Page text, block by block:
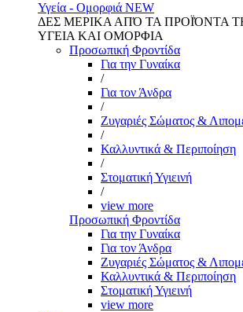
Υγεία - Ομορφιά NEW
ΔΕΣ ΜΕΡΙΚΑ ΑΠΌ ΤΑ ΠΡΟΪΌΝΤΑ
ΥΓΕΙΑ ΚΑΙ ΟΜΟΡΦΙΑ
Προσωπική Φροντίδα
Για την Γυναίκα
/
Για τον Άνδρα
/
Ζυγαριές Σώματος &
/
Καλλυντικά & Περιποίηση
/
Στοματική Υγιεινή
/
view more
Προσωπική Φροντίδα
Για την Γυναίκα
Για τον Άνδρα
Ζυγαριές Σώματος &
Καλλυντικά & Περιποίηση
Στοματική Υγιεινή
view more